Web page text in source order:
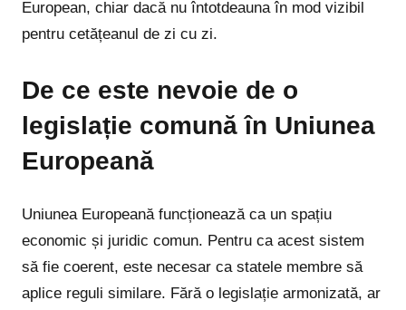
European, chiar dacă nu întotdeauna în mod vizibil
pentru cetățeanul de zi cu zi.
De ce este nevoie de o
legislație comună în Uniunea
Europeană
Uniunea Europeană funcționează ca un spațiu
economic și juridic comun. Pentru ca acest sistem
să fie coerent, este necesar ca statele membre să
aplice reguli similare. Fără o legislație armonizată, ar